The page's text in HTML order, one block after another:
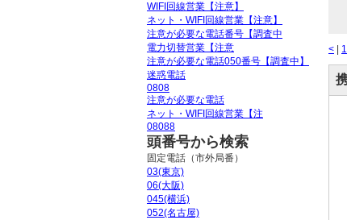
< 1
WIFI回線営業【注意】
ネット・WIFI回線営業【注意】
注意が必要な電話番号【調査中
電力切替営業【注意
注意が必要な電話050番号【調査中】
迷惑電話
0808
注意が必要な電話
ネット・WIFI回線営業【注
08088
頭番号から検索
固定電話（市外局番）
03(東京)
06(大阪)
045(横浜)
052(名古屋)